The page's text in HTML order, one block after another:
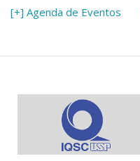
[+] Agenda de Eventos